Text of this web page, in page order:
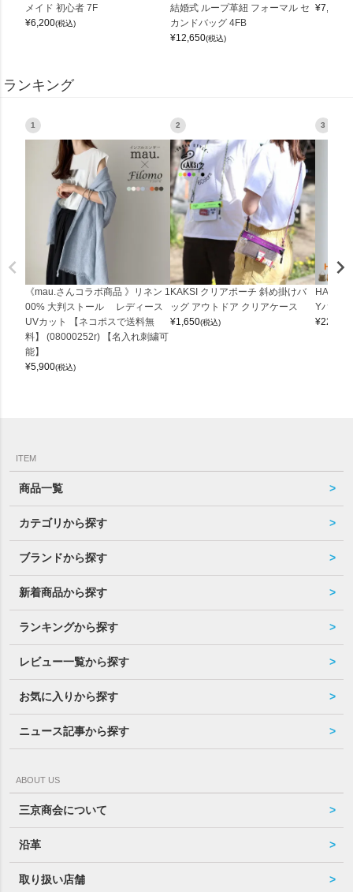
メイド 初心者 7F
¥6,200(税込)
結婚式 ループ革紐 フォーマル セ
カンドバッグ 4FB
¥12,650(税込)
¥7,150
ランキング
1
《mau.さんコラボ商品 》リネン 1
00% 大判ストール レディース
UVカット 【ネコポスで送料無
料】 (08000252r) 【名入れ刺繍可
能】
¥5,900(税込)
2
KAKSI クリアポーチ 斜め掛けバ
ッグ アウトドア クリアケース
¥1,650(税込)
3
Yバッグ
¥22,000
ITEM
商品一覧
カテゴリから探す
ブランドから探す
新着商品から探す
ランキングから探す
レビュー一覧から探す
お気に入りから探す
ニュース記事から探す
ABOUT US
三京商会について
沿革
取り扱い店舗